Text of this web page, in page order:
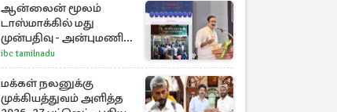
ஆன்லைன் மூலம்
டாஸ்மாக்கில் மது
முன்பதிவு - அன்புமணி
ராமதாஸ் எதிர்ப்பு
ibc tamilnadu
மக்கள் நலனுக்கு
முக்கியத்துவம் அளித்த